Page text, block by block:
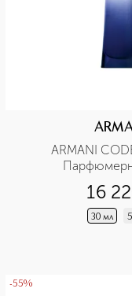
ARMANI
16
30 мл
-55%